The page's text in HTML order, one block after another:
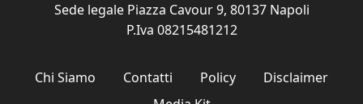
Sede legale Piazza Cavour 9, 80137 Napoli
P.Iva 08215481212
Chi Siamo Contatti Policy
Disclaimer